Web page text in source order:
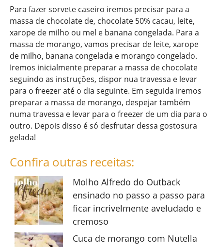
Para fazer sorvete caseiro iremos precisar para a
massa de chocolate de, chocolate 50% cacau, leite,
xarope de milho ou mel e banana congelada. Para a
massa de morango, vamos precisar de leite, xarope
de milho, banana congelada e morango congelado.
Iremos inicialmente preparar a massa de chocolate
seguindo as instruções, dispor nua travessa e levar
para o freezer até o dia seguinte. Em seguida iremos
preparar a massa de morango, despejar também
numa travessa e levar para o freezer de um dia para o
outro. Depois disso é só desfrutar dessa gostosura
gelada!
Confira outras receitas:
Molho Alfredo do Outback
ensinado no passo a passo para
ficar incrivelmente aveludado e
cremoso
Cuca de morango com Nutella